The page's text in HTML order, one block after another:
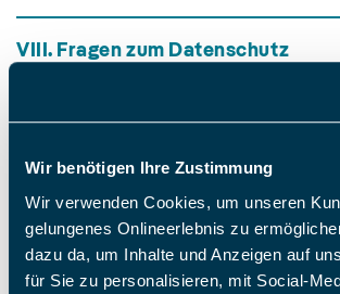
Wir benötigen Ihre Zustimmung
Wir verwenden Cookies, um unseren
gelungenes Onlineerlebnis zu
dazu da, um Inhalte und Anzeigen auf
für Sie zu personalisieren, mit Social-
VIII. Fragen zum Datenschutz
Kontakt
datenschutz@naturenergie-